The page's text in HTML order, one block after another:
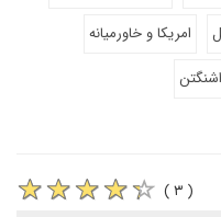
امریکا و خاورمیانه
( ۳ )